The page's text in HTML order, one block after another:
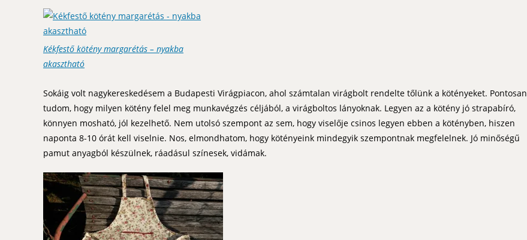
Kékfestő kötény margarétás – nyakba
akasztható
Sokáig volt nagykereskedésem a Budapesti Virágpiacon, ahol számtalan virágbolt rendelte tőlünk a kötényeket. Pontosan
tudom, hogy milyen kötény felel meg munkavégzés céljából, a virágboltos lányoknak. Legyen az a kötény jó strapabíró,
könnyen mosható, jól kezelhető. Nem utolsó szempont az sem, hogy viselője csinos legyen ebben a kötényben, hiszen
naponta 8-10 órát kell viselnie. Nos, elmondhatom, hogy kötényeink mindegyik szempontnak megfelelnek. Jó minőségű
pamut anyagból készülnek, ráadásul színesek, vidámak.